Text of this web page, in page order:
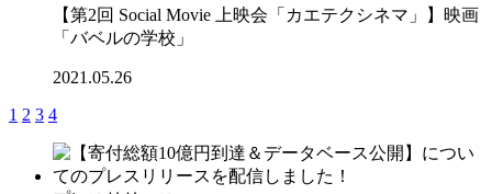
【第2回 Social Movie 上映会「カエテクシネマ」】映画
「バベルの学校」
2021.05.26
1 2 3 4